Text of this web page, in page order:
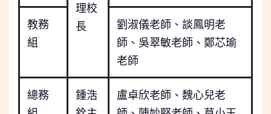
理校
長
教務
組
劉淑儀老師、談鳳明老
師、吳翠敏老師、鄭芯瑜
老師
總務
鍾浩
盧卓欣老師、魏心兒老